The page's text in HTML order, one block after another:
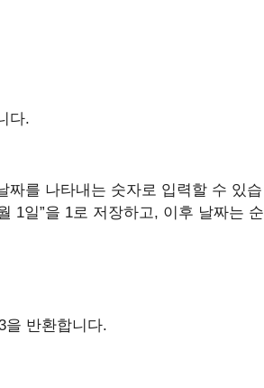
다.
짜를 나타내는 숫자로 입력할 수 있습
1일”을 1로 저장하고, 이후 날짜는 순
을 반환합니다.